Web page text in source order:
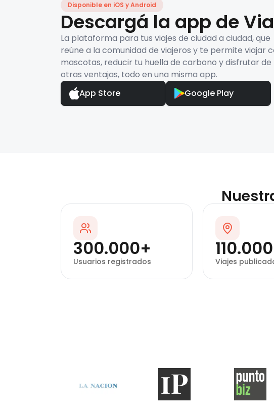
Disponible en iOS y Android
Descargá la app de
La plataforma para tus viajes de ciudad a ciudad, que
reúne a la comunidad de viajeros y te permite viajar
mascotas, reducir tu huella de carbono y disfrutar de
otras ventajas, todo en una misma app.
App Store
Google Play
300.000+
Usuarios registrados Viajes